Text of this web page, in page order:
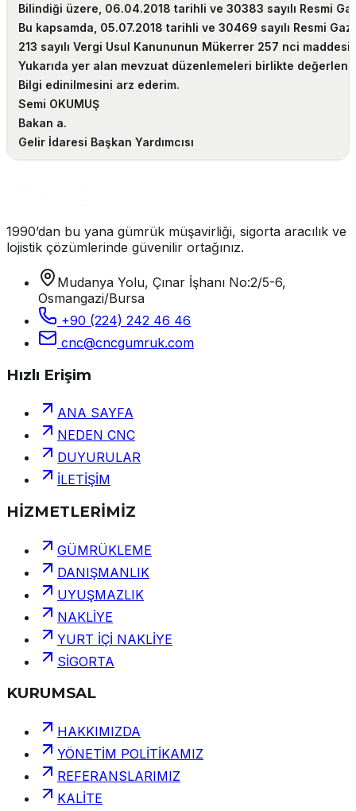
Bilindiği üzere, 06.04.2018 tarihli ve 30383 sayılı Resmi
Bu kapsamda, 05.07.2018 tarihli ve 30469 sayılı Resmi
213 sayılı Vergi Usul Kanununun Mükerrer 257 nci
Yukarıda yer alan mevzuat düzenlemeleri birlikte
Bilgi edinilmesini arz ederim.
Semi OKUMUŞ
Bakan a.
Gelir İdaresi Başkan Yardımcısı
1990’dan bu yana gümrük müşavirliği, sigorta aracılık ve
lojistik çözümlerinde güvenilir ortağınız.
Mudanya Yolu, Çınar İşhanı No:2/5-6,
Osmangazi/Bursa
+90 (224) 242 46 46
cnc@cncgumruk.com
Hızlı Erişim
ANA SAYFA
NEDEN CNC
DUYURULAR
İLETİŞİM
HİZMETLERİMİZ
GÜMRÜKLEME
DANIŞMANLIK
UYUŞMAZLIK
NAKLİYE
YURT İÇİ NAKLİYE
SİGORTA
KURUMSAL
HAKKIMIZDA
YÖNETİM POLİTİKAMIZ
REFERANSLARIMIZ
KALİTE